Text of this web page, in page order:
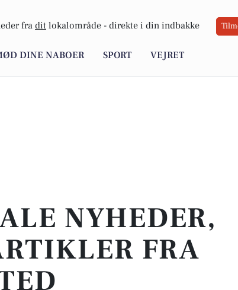
fra dit lokalområde - direkte i din indbakke
DINE NABOER SPORT VEJRET
NYHEDER,
FRA